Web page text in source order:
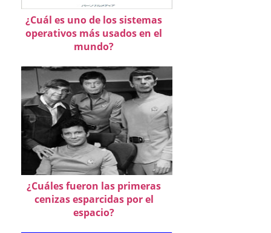
¿Cuál es uno de los sistemas
operativos más usados en el
mundo?
¿Cuáles fueron las primeras
cenizas esparcidas por el
espacio?